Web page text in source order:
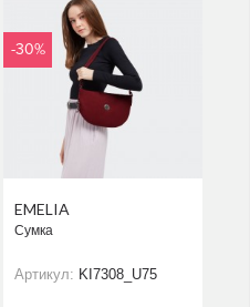
-30%
EMELIA
Сумка
Артикул: KI7308_U75